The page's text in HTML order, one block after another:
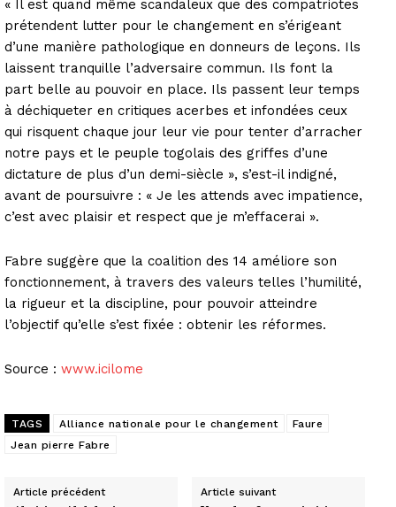
« Il est quand même scandaleux que des compatriotes
prétendent lutter pour le changement en s’érigeant
d’une manière pathologique en donneurs de leçons. Ils
laissent tranquille l’adversaire commun. Ils font la
part belle au pouvoir en place. Ils passent leur temps
à déchiqueter en critiques acerbes et infondées ceux
qui risquent chaque jour leur vie pour tenter d’arracher
notre pays et le peuple togolais des griffes d’une
dictature de plus d’un demi-siècle », s’est-il indigné,
avant de poursuivre : « Je les attends avec impatience,
c’est avec plaisir et respect que je m’effacerai ».
Fabre suggère que la coalition des 14 améliore son
fonctionnement, à travers des valeurs telles l’humilité,
la rigueur et la discipline, pour pouvoir atteindre
l’objectif qu’elle s’est fixée : obtenir les réformes.
Source : www.icilome
TAGS Alliance nationale pour le changement
Faure
Jean pierre Fabre
Article précédent Article suivant